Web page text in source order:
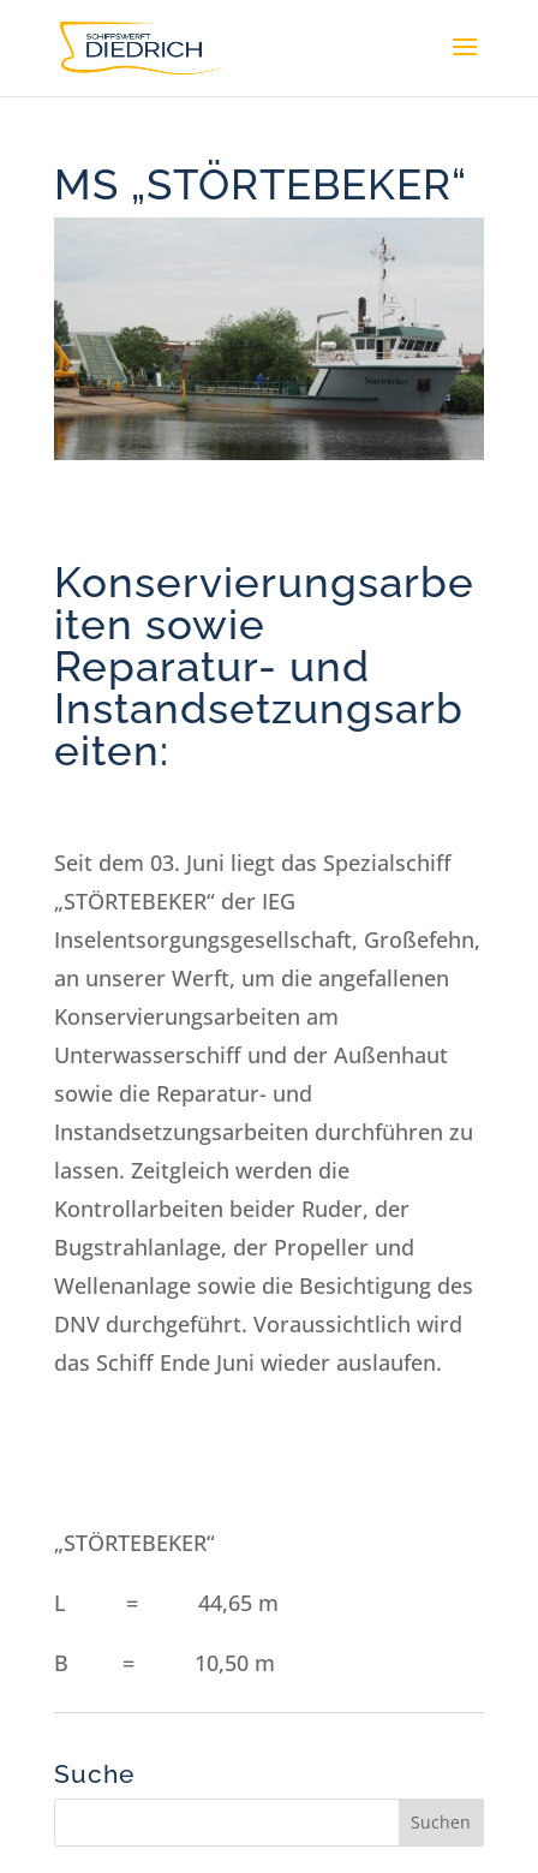
MS „STÖRTEBEKER“
Konservierungsarbe
iten sowie
Reparatur- und
Instandsetzungsarb
eiten:
Seit dem 03. Juni liegt das Spezialschiff
„STÖRTEBEKER“ der IEG
Inselentsorgungsgesellschaft, Großefehn,
an unserer Werft, um die angefallenen
Konservierungsarbeiten am
Unterwasserschiff und der Außenhaut
sowie die Reparatur- und
Instandsetzungsarbeiten durchführen zu
lassen. Zeitgleich werden die
Kontrollarbeiten beider Ruder, der
Bugstrahlanlage, der Propeller und
Wellenanlage sowie die Besichtigung des
DNV durchgeführt. Voraussichtlich wird
das Schiff Ende Juni wieder auslaufen.
„STÖRTEBEKER“
L = 44,65 m
B = 10,50 m
Suche